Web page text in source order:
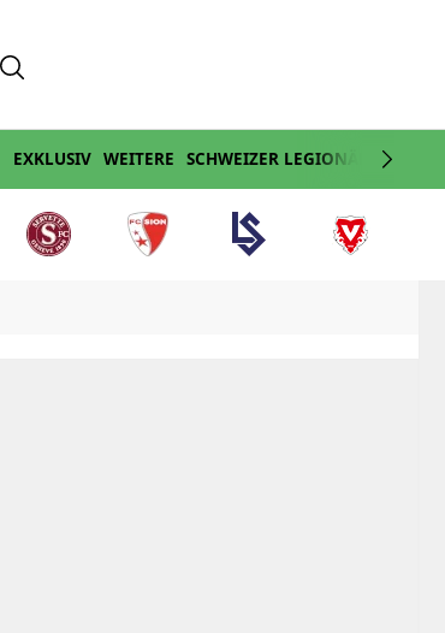
EXKLUSIV WEITERE SCHWEIZER LEGIONÄRE NATI